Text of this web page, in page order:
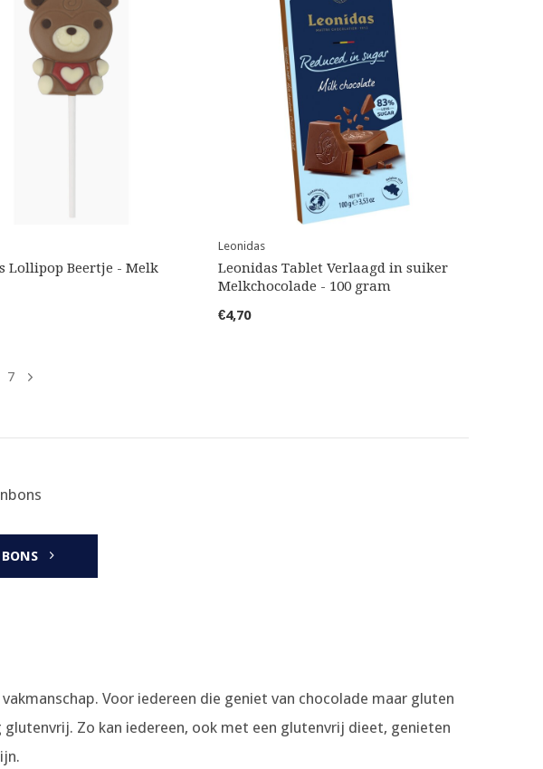
Lollipop Beertje - Melk
Leonidas
Leonidas Tablet Verlaagd in suiker
Melkchocolade - 100 gram
€4,70
7
Voor iedereen die geniet van chocolade maar gluten
Zo kan iedereen, ook met een glutenvrij dieet, genieten